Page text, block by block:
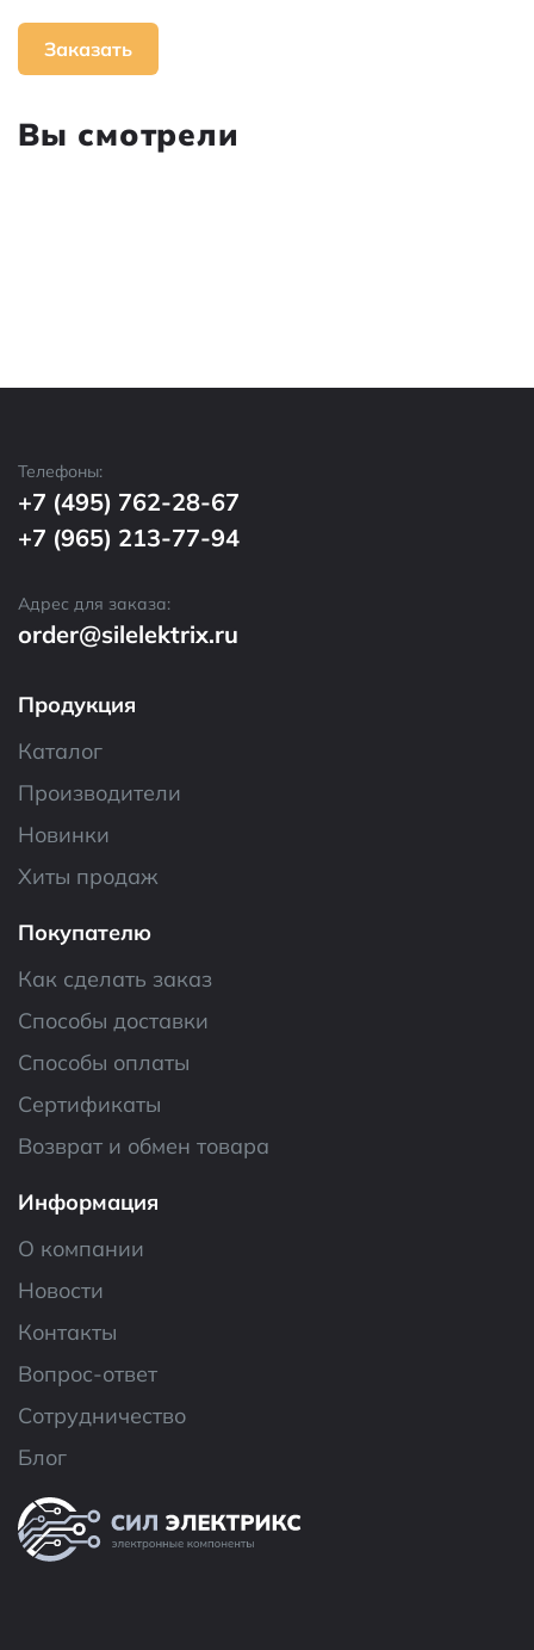
Заказать
Вы смотрели
Телефоны:
+7 (495) 762-28-67
+7 (965) 213-77-94
Адрес для заказа:
order@silelektrix.ru
Продукция
Каталог
Производители
Новинки
Хиты продаж
Покупателю
Как сделать заказ
Способы доставки
Способы оплаты
Сертификаты
Возврат и обмен товара
Информация
О компании
Новости
Контакты
Вопрос-ответ
Сотрудничество
Блог